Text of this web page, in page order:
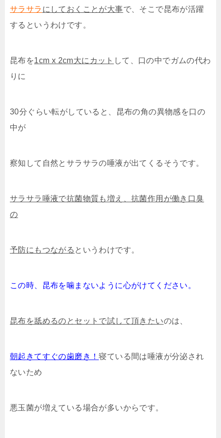
サラサラ にしておくことが大事で、そこで昆布が活躍
するというわけです。
昆布を1cm x 2cm大にカット して、口の中でガムの代わ
りに
30分ぐらい転がしていると、昆布の角の異物感を口の
中が
察知して自然とサラサラの唾液が出てくるそうです。
サラサラ唾液で抗菌物質も増え、抗菌作用が働き口臭
の
予防にもつながる というわけです。
この時、昆布を噛まないように心がけてください。
昆布を舐めるのとセットで試して頂きたいのは、
朝起きてすぐの歯磨き！寝ている間は唾液が分泌され
ないため
悪玉菌が増えている場合が多いからです。